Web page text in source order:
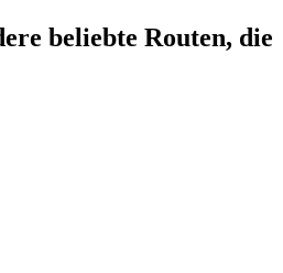
beliebte Routen, die